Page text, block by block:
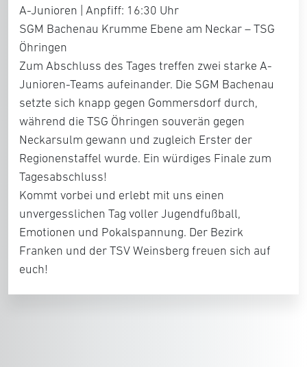
A-Junioren | Anpfiff: 16:30 Uhr
SGM Bachenau Krumme Ebene am Neckar – TSG
Öhringen
Zum Abschluss des Tages treffen zwei starke A-
Junioren-Teams aufeinander. Die SGM Bachenau
setzte sich knapp gegen Gommersdorf durch,
während die TSG Öhringen souverän gegen
Neckarsulm gewann und zugleich Erster der
Regionenstaffel wurde. Ein würdiges Finale zum
Tagesabschluss!
Kommt vorbei und erlebt mit uns einen
unvergesslichen Tag voller Jugendfußball,
Emotionen und Pokalspannung. Der Bezirk
Franken und der TSV Weinsberg freuen sich auf
euch!